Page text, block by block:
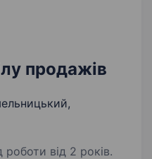
продажів
роботи від 2 років.